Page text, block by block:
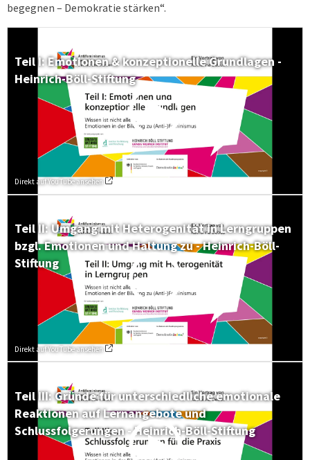
begegnen – Demokratie stärken“.
Teil I: Emotionen & konzeptionelle Grundlagen -
Heinrich-Böll-Stiftung
Direkt auf YouTube ansehen
Teil II: Umgang mit Heterogenität in Lerngruppen
bzgl. Emotionen und Haltung zu - Heinrich-Böll-
Stiftung
Direkt auf YouTube ansehen
Teil III: Gründe für unterschiedliche emotionale
Reaktionen auf Lernangebote und
Schlussfolgerungen - Heinrich-Böll-Stiftung